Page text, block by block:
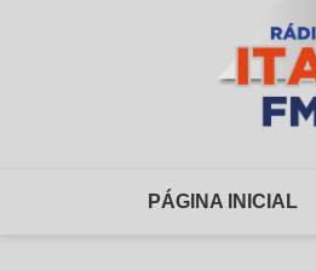
PÁGINA INICIAL